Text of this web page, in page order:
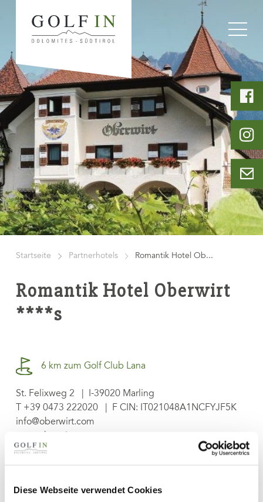
Diese Webseite verwendet Cookies
Startseite Partnerhotels Romantik Hotel Ob...
Romantik Hotel Oberwirt
****s
6 km zum Golf Club Lana
St. Felixweg 2 | I-39020 Marling
T +39 0473 222020| F CIN: IT021048A1NCFYJF5K
info@oberwirt.com